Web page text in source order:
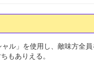
ル」を使用し、敵味方全員
もありえる。